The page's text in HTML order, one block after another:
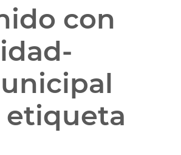
con
etiqueta